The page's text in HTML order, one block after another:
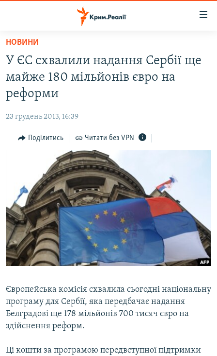
Перейти
основного
матеріалу
Перейти
до
основної
навігації
Перейти
ВІДЕО ТА ФОТО
БЛОГИ
ПОГЛЯД
ВСЕ ЗА ДЕНЬ
СПЕЦПРОЕКТИ
ДЕПОРТАЦІЯ
ВІДЕОУРОКИ «ELIFBE»
СВІДЧЕННЯ ОКУПАЦІЇ
УКРАЇНСЬКА ПРОБЛЕМА КРИМУ
ЯК ОБІЙТИ БЛОКУВАННЯ
Русский
Qırımtatar
Усі сайти RFE/RL
НОВИНИ
У ЄС схвалили надання Сербії ще
майже 180 мільйонів євро на
реформи
23 грудень 2013, 16:39
Поділитись Читати без VPN
Європейська комісія схвалила сьогодні національну
програму для Сербії, яка передбачає надання
Белградові ще 178 мільйонів 700 тисяч євро на
здійснення реформ.
Ці кошти за програмою передвступної підтримки